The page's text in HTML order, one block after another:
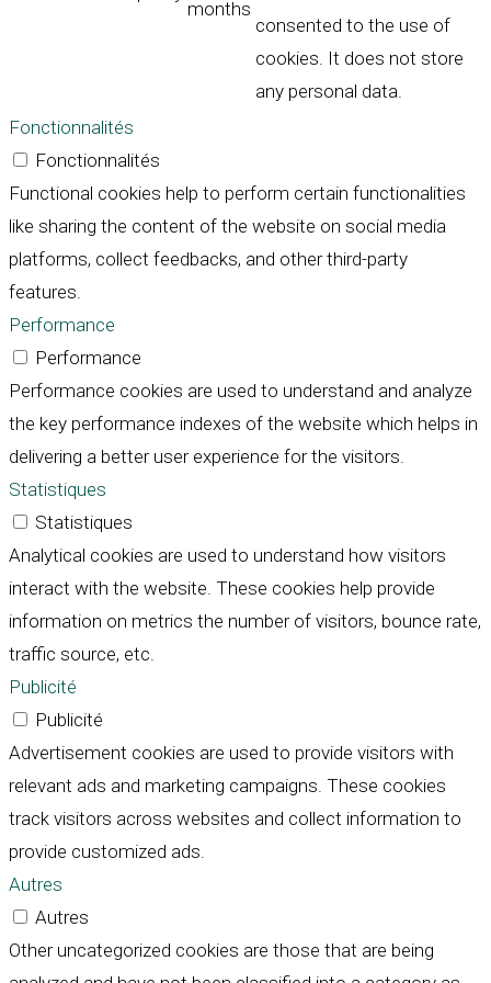
months
consented to the use of
cookies. It does not store
any personal data.
Fonctionnalités
Fonctionnalités
Functional cookies help to perform certain functionalities
like sharing the content of the website on social media
platforms, collect feedbacks, and other third-party
features.
Performance
Performance
Performance cookies are used to understand and analyze
the key performance indexes of the website which helps in
delivering a better user experience for the visitors.
Statistiques
Statistiques
Analytical cookies are used to understand how visitors
interact with the website. These cookies help provide
information on metrics the number of visitors, bounce rate,
traffic source, etc.
Publicité
Publicité
Advertisement cookies are used to provide visitors with
relevant ads and marketing campaigns. These cookies
track visitors across websites and collect information to
provide customized ads.
Autres
Autres
Other uncategorized cookies are those that are being